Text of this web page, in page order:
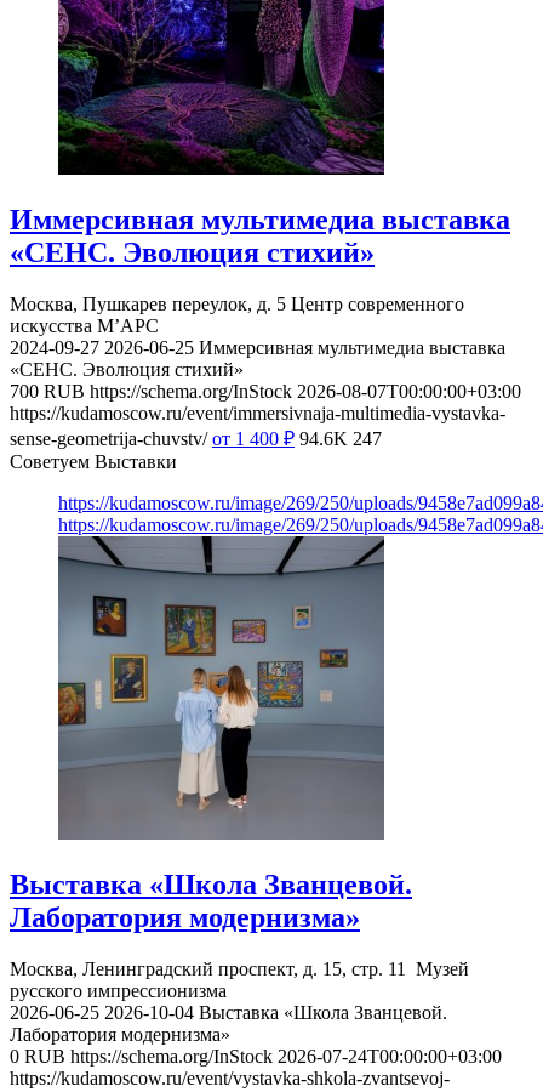
Иммерсивная мультимедиа выставка
«СЕНС. Эволюция стихий»
Москва, Пушкарев переулок, д. 5 Центр современного
искусства М’АРС
2024-09-27 2026-06-25 Иммерсивная мультимедиа выставка
«СЕНС. Эволюция стихий»
700 RUB https://schema.org/InStock 2026-08-07T00:00:00+03:00
https://kudamoscow.ru/event/immersivnaja-multimedia-vystavka-
sense-geometrija-chuvstv/ от 1 400 ₽ 94.6K 247
Советуем Выставки
https://kudamoscow.ru/image/269/250/uploads/
https://kudamoscow.ru/image/269/250/uploads/
Выставка «Школа Званцевой.
Лаборатория модернизма»
Москва, Ленинградский проспект, д. 15, стр. 11
Музей
русского импрессионизма
2026-06-25 2026-10-04 Выставка «Школа Званцевой.
Лаборатория модернизма»
0 RUB https://schema.org/InStock 2026-07-24T00:00:00+03:00
https://kudamoscow.ru/event/vystavka-shkola-zvantsevoj-